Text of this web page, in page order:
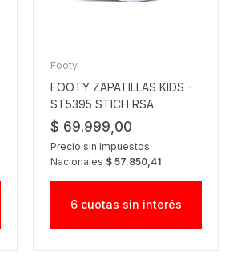
Footy
FOOTY ZAPATILLAS KIDS -
ST5395 STICH RSA
$ 69.999,00
Precio sin Impuestos
Nacionales $ 57.850,41
6 cuotas sin interés